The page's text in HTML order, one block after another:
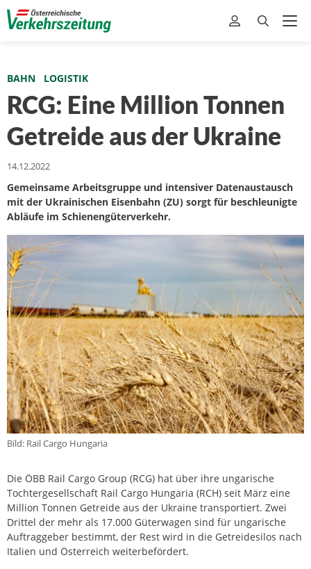
BAHN LOGISTIK
RCG: Eine Million Tonnen
Getreide aus der Ukraine
14.12.2022
Gemeinsame Arbeitsgruppe und intensiver Datenaustausch
mit der Ukrainischen Eisenbahn (ZU) sorgt für beschleunigte
Abläufe im Schienengüterverkehr.
Bild: Rail Cargo Hungaria
Die ÖBB Rail Cargo Group (RCG) hat über ihre ungarische
Tochtergesellschaft Rail Cargo Hungaria (RCH) seit März eine
Million Tonnen Getreide aus der Ukraine transportiert. Zwei
Drittel der mehr als 17.000 Güterwagen sind für ungarische
Auftraggeber bestimmt, der Rest wird in die Getreidesilos nach
Italien und Österreich weiterbefördert.